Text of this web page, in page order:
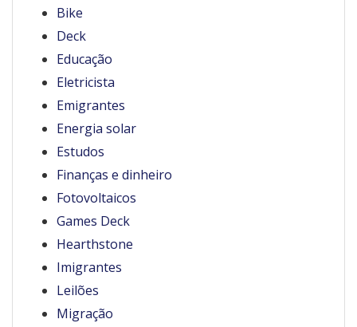
Bike
Deck
Educação
Eletricista
Emigrantes
Energia solar
Estudos
Finanças e dinheiro
Fotovoltaicos
Games Deck
Hearthstone
Imigrantes
Leilões
Migração